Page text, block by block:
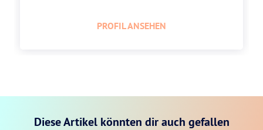
PROFIL ANSEHEN
Diese Artikel könnten dir auch gefallen